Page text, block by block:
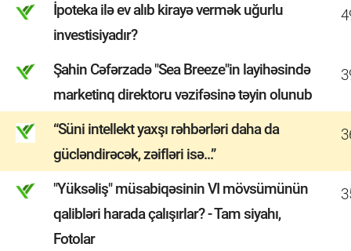
İpoteka ilə ev alıb kirayə vermək uğurlu
investisiyadır?
Şahin Cəfərzadə "Sea Breeze"in layihəsində
marketinq direktoru vəzifəsinə təyin olunub
“Süni intellekt yaxşı rəhbərləri daha da
gücləndirəcək, zəifləri isə...”
"Yüksəliş" müsabiqəsinin VI mövsümünün
qalibləri harada çalışırlar? - Tam siyahı,
Fotolar